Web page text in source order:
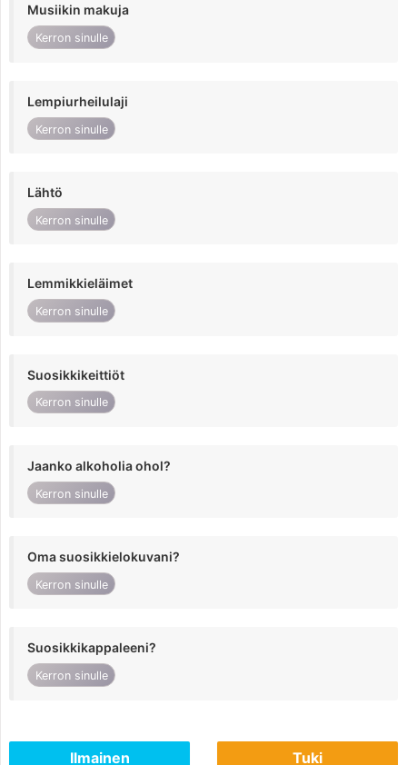
Musiikin makuja
Kerron sinulle
Lempiurheilulaji
Kerron sinulle
Lähtö
Kerron sinulle
Lemmikkieläimet
Kerron sinulle
Suosikkikeittiöt
Kerron sinulle
Jaanko alkoholia ohol?
Kerron sinulle
Oma suosikkielokuvani?
Kerron sinulle
Suosikkikappaleeni?
Kerron sinulle
Ilmainen Tuki